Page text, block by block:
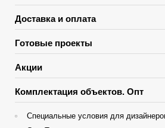
Доставка и оплата
Готовые проекты
Акции
Комплектация объектов. Опт
Специальные условия для